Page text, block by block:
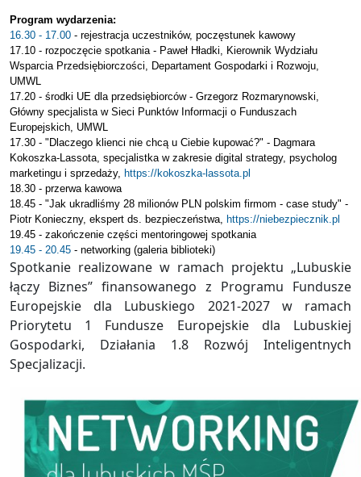
Program wydarzenia:
16.30 - 17.00 - rejestracja uczestników, poczęstunek kawowy
17.10 - rozpoczęcie spotkania - Paweł Hładki, Kierownik Wydziału
Wsparcia Przedsiębiorczości, Departament Gospodarki i Rozwoju,
UMWL
17.20 - środki UE dla przedsiębiorców - Grzegorz Rozmarynowski,
Główny specjalista w Sieci Punktów Informacji o Funduszach
Europejskich, UMWL
17.30 - "Dlaczego klienci nie chcą u Ciebie kupować?" - Dagmara
Kokoszka-Lassota, specjalistka w zakresie digital strategy, psycholog
marketingu i sprzedaży, https://kokoszka-lassota.pl
18.30 - przerwa kawowa
18.45 - "Jak ukradliśmy 28 milionów PLN polskim firmom - case study" -
Piotr Konieczny, ekspert ds. bezpieczeństwa, https://niebezpiecznik.pl
19.45 - zakończenie części mentoringowej spotkania
19.45 - 20.45 - networking (galeria biblioteki)
Spotkanie realizowane w ramach projektu „Lubuskie
łączy Biznes” finansowanego z Programu Fundusze
Europejskie dla Lubuskiego 2021-2027 w ramach
Priorytetu 1 Fundusze Europejskie dla Lubuskiej
Gospodarki, Działania 1.8 Rozwój Inteligentnych
Specjalizacji.